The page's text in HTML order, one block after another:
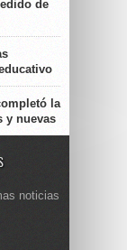
de
la
y nuevas
noticias